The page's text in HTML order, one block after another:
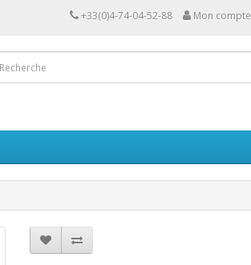
+33(0)4-74-04-52-88 Mon compte